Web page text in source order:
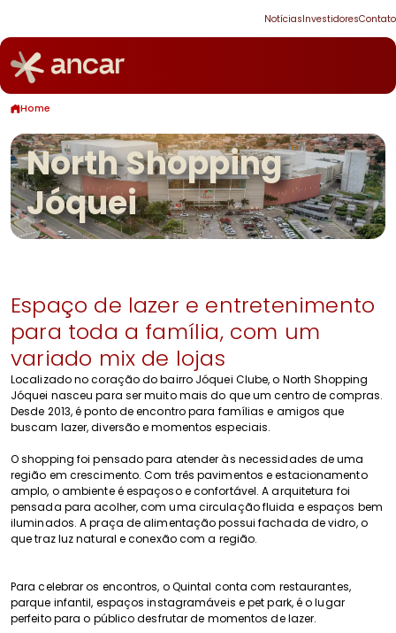
NotíciasInvestidoresContato
Home
North Shopping
Jóquei
Espaço de lazer e entretenimento
para toda a família, com um
variado mix de lojas
Localizado no coração do bairro Jóquei Clube, o North Shopping
Jóquei nasceu para ser muito mais do que um centro de compras.
Desde 2013, é ponto de encontro para famílias e amigos que
buscam lazer, diversão e momentos especiais.
O shopping foi pensado para atender às necessidades de uma
região em crescimento. Com três pavimentos e estacionamento
amplo, o ambiente é espaçoso e confortável. A arquitetura foi
pensada para acolher, com uma circulação fluida e espaços bem
iluminados. A praça de alimentação possui fachada de vidro, o
que traz luz natural e conexão com a região.
Para celebrar os encontros, o Quintal conta com restaurantes,
parque infantil, espaços instagramáveis e pet park, é o lugar
perfeito para o público desfrutar de momentos de lazer.